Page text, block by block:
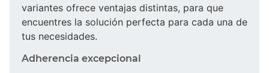
variantes ofrece ventajas distintas, para que
encuentres la solución perfecta para cada una de
tus necesidades.
Adherencia excepcional